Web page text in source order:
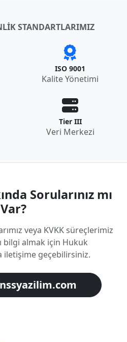
STANDARTLARIMIZ
ISO 9001
Kalite Yönetimi
Tier III
Veri Merkezi
Sorularınız mı
Var?
veya KVKK süreçlerimiz
bilgi almak için Hukuk
iletişime geçebilirsiniz.